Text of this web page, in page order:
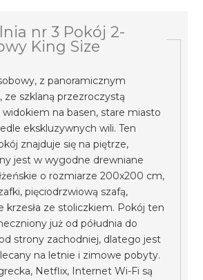
nr 3 Pokój 2-
King Size
z panoramicznym
ze szklaną przezroczystą
widokiem na basen, stare miasto
ekskluzywnych wili. Ten
znajduje się na piętrze,
jest w wygodne drewniane
o rozmiarze 200x200 cm,
pięciodrzwiową szafą,
krzesła ze stoliczkiem. Pokój ten
już od półudnia do
strony zachodniej, dlatego jest
na letnie i zimowe pobyty.
Netflix, Internet Wi-Fi są